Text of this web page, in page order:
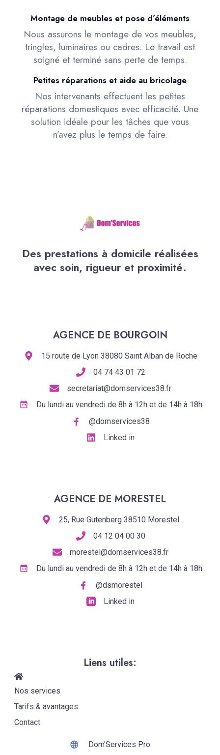
Montage de meubles et pose d’éléments
Nous assurons le montage de vos meubles,
tringles, luminaires ou cadres. Le travail est
soigné et terminé sans perte de temps.
Petites réparations et aide au bricolage
Nos intervenants effectuent les petites
réparations domestiques avec efficacité. Une
solution idéale pour les tâches que vous
n’avez plus le temps de faire.
Des prestations à domicile réalisées
avec soin, rigueur et proximité.
AGENCE DE BOURGOIN
15 route de Lyon 38080 Saint Alban de Roche
04 74 43 01 72
secretariat@domservices38.fr
Du lundi au vendredi de 8h à 12h et de 14h à 18h
@domservices38
Linked in
AGENCE DE MORESTEL
25, Rue Gutenberg 38510 Morestel
04 12 04 00 30
morestel@domservices38.fr
Du lundi au vendredi de 8h à 12h et de 14h à 18h
@dsmorestel
Linked in
Liens utiles:
Nos services
Tarifs & avantages
Contact
Dom'Services Pro